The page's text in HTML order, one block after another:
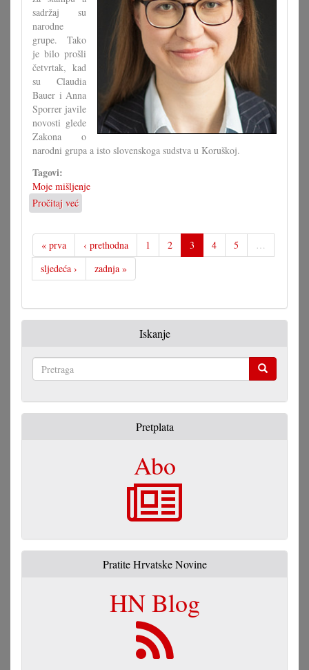
sadržaj su
narodne
grupe. Tako
je bilo prošli
četvrtak, kad
su Claudia
Bauer i Anna
Sporrer javile
novosti glede
Zakona o
narodni grupa a isto slovenskoga sudstva u Koruškoj.
Tagovi:
Moje mišljenje
Pročitaj već
Svaki
će
svoju
paru
čižam
« prva ‹ prethodna 1 2 3 4 5
…
sljedeća ›
zadnja »
Iskanje
Pretplata
Abo
Pratite Hrvatske Novine
HN Blog